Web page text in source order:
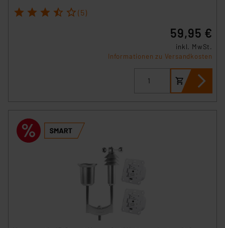
1 2 3 4 5 (5)
59,95 €
inkl. MwSt.
Informationen zu Versandkosten